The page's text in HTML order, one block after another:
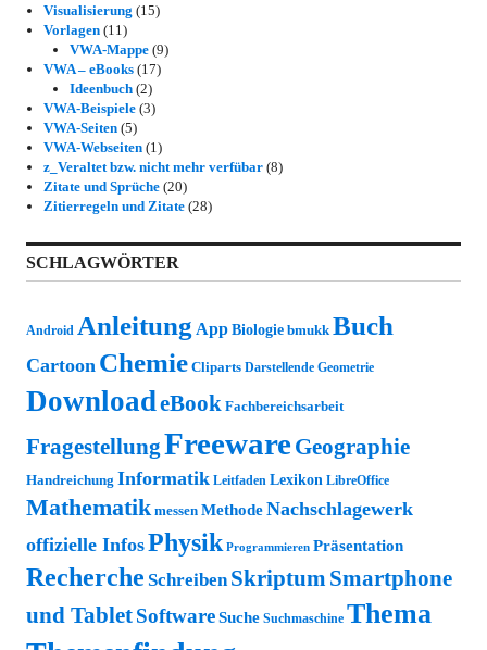
Visualisierung (15)
Vorlagen (11)
VWA-Mappe (9)
VWA – eBooks (17)
Ideenbuch (2)
VWA-Beispiele (3)
VWA-Seiten (5)
VWA-Webseiten (1)
z_Veraltet bzw. nicht mehr verfübar (8)
Zitate und Sprüche (20)
Zitierregeln und Zitate (28)
SCHLAGWÖRTER
Android Anleitung AppBiologie bmukk Buch
Cartoon Chemie Cliparts Darstellende Geometrie
DownloadeBook Fachbereichsarbeit
FragestellungFreewareGeographie
Handreichung Informatik Leitfaden Lexikon LibreOffice
Mathematik messen MethodeNachschlagewerk
offizielle InfosPhysik Programmieren Präsentation
Recherche Schreiben Skriptum Smartphone
und TabletSoftwareSuche Suchmaschine Thema